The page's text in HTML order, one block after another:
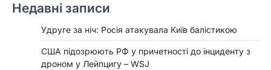
Недавні записи
Удруге за ніч: Росія атакувала Київ балістикою
США підозрюють РФ у причетності до інциденту з
дроном у Лейпцигу – WSJ